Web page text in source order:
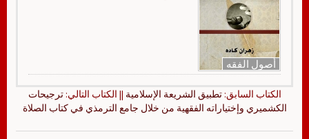
أصول الفقه
الكتاب السابق:تطبيق الشريعة الإسلامية || الكتاب التالي:ترجيحات
الكشميري وإختياراته الفقهية من خلال جامع الترمذي في كتاب الصلاة